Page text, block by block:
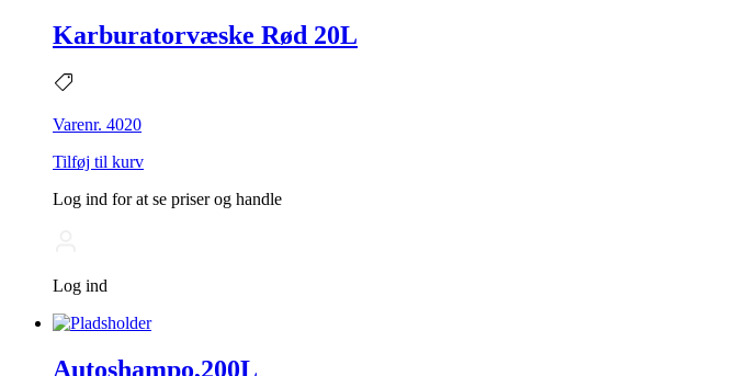
Karburatorvæske Rød 20L
Varenr. 4020
Tilføj til kurv
Log ind for at se priser og handle
Log ind
Autoshampo,200L